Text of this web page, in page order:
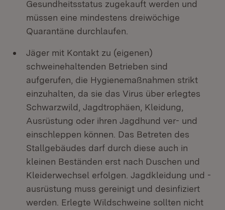
Gesundheitsstatus zugekauft werden und
müssen eine mindestens dreiwöchige
Quarantäne durchlaufen.
Jäger mit Kontakt zu (eigenen)
schweinehaltenden Betrieben sind
aufgerufen, die Hygienemaßnahmen strikt
einzuhalten, da sie das Virus über erlegtes
Schwarzwild, Jagdtrophäen, Kleidung,
Ausrüstung oder ihren Jagdhund ver- und
einschleppen können. Das Betreten des
Stallgebäudes darf durch diese auch in
kleinen Beständen erst nach Duschen und
Kleiderwechsel erfolgen. Jagdkleidung und -
ausrüstung muss gereinigt und desinfiziert
werden. Erlegte Wildschweine sollten nicht